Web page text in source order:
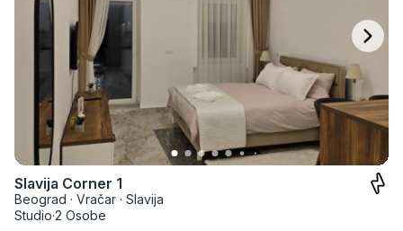
Slavija Corner 1
Beograd · Vračar · Slavija
Studio·2 Osobe